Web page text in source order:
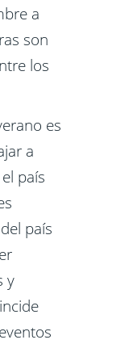
a
son
los
es
a
país
país
y